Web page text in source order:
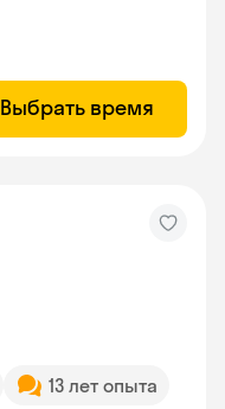
Выбрать время
13 лет опыта